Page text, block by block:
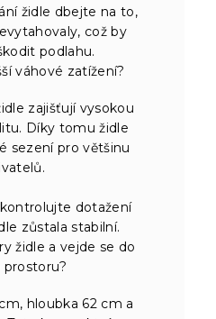
židle dbejte na to,
což by
podlahu.
váhové zatížení?
zajišťují vysokou
Díky tomu židle
sezení pro většinu
dotažení
zůstala stabilní.
židle a vejde se do
hloubka 62 cm a